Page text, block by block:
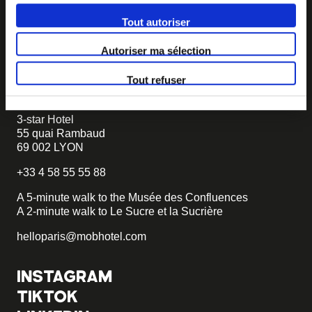
Tout autoriser
Autoriser ma sélection
Tout refuser
just write to us and tell us about your
project, we will tell you how to become MOB.
becomemob@mobhotel.com
FIND MOB HOTEL
3-star Hotel
55 quai Rambaud
69 002 LYON
+33 4 58 55 55 88
A 5-minute walk to the Musée des Confluences
A 2-minute walk to Le Sucre et la Sucrière
helloparis@mobhotel.com
INSTAGRAM
TIKTOK